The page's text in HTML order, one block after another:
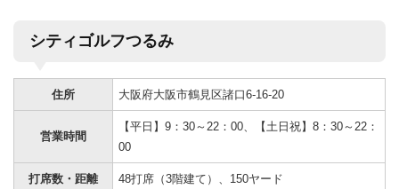
シティゴルフつるみ
住所 大阪府大阪市鶴見区諸口6-16-20
営業時間
【平日】9：30～22：00、【土日祝】8：30～22：
00
打席数・距離 48打席（3階建て）、150ヤード